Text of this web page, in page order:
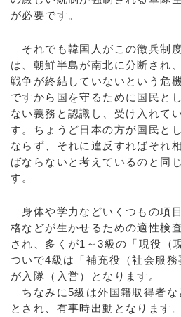
が必要です。
それでも韓国人がこの徴兵制
は、朝鮮半島が南北に分断され
戦争が終結していないという危
ですから国を守るために国民と
ない義務と認識し、受け入れて
す。ちょうど日本の方が国民と
ならず、それに違反すればそれ
ばならないと考えているのと同
す。
身体や学力などいくつもの項
格などが生かせるための適性検
され、多くが1～3級の「現役（
ついで4級は「補充役（社会服
が入隊（入営）となります。
ちなみに5級は外国籍取得者な
とされ、有事時出動となります。